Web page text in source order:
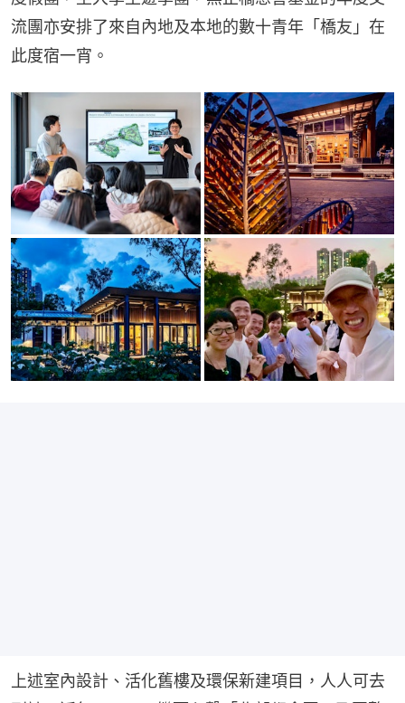
流團亦安排了來自內地及本地的數十青年「橋友」在
此度宿一宵。
上述室內設計、活化舊樓及環保新建項目，人人可去